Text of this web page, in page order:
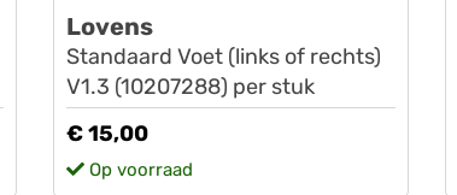
Lovens
Standaard Voet (links of rechts)
V1.3 (10207288) per stuk
€ 15,00
Op voorraad